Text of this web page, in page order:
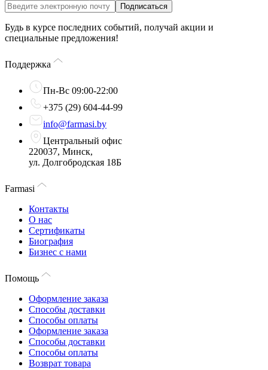
Подписаться
Будь в курсе последних событий, получай акции и
специальные предложения!
Поддержка
Пн-Вс 09:00-22:00
+375 (29) 604-44-99
info@farmasi.by
Центральный офис
220037, Минск,
ул. Долгобродская 18Б
Farmasi
Контакты
О нас
Сертификаты
Биография
Бизнес с нами
Помощь
Оформление заказа
Способы доставки
Способы оплаты
Оформление заказа
Способы доставки
Способы оплаты
Возврат товара